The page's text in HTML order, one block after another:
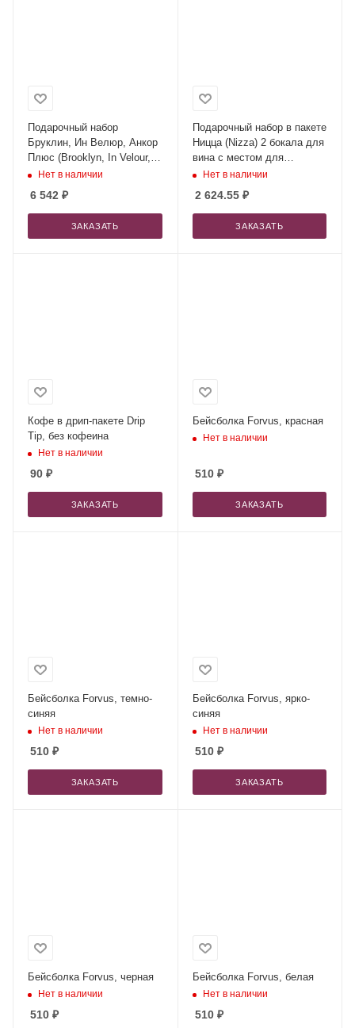
Подарочный набор
Бруклин, Ин Велюр, Анкор
Плюс (Brooklyn, In Velour,
Ancor Plus), синий (чехол
для ноутбука, ежедневник,
ручка, внешний
аккумулятор)
Нет в наличии
6 542 ₽
ЗАКАЗАТЬ
Подарочный набор в пакете
Ницца (Nizza) 2 бокала для
вина с местом для
алкоголя
Нет в наличии
2 624.55₽
ЗАКАЗАТЬ
Кофе в дрип-пакете Drip
Tip, без кофеина
Нет в наличии
90 ₽
ЗАКАЗАТЬ
Бейсболка Forvus, красная
Нет в наличии
510₽
ЗАКАЗАТЬ
Бейсболка Forvus, темно-
синяя
Нет в наличии
510 ₽
ЗАКАЗАТЬ
Бейсболка Forvus, ярко-
синяя
Нет в наличии
510₽
ЗАКАЗАТЬ
Бейсболка Forvus, черная
Нет в наличии
510 ₽
Бейсболка Forvus, белая
Нет в наличии
510₽